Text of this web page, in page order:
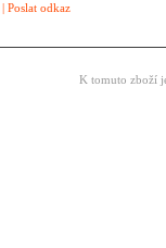
| Poslat odkaz
K tomuto zboží